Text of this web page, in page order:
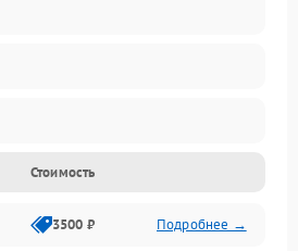
Стоимость
3500 ₽ Подробнее →